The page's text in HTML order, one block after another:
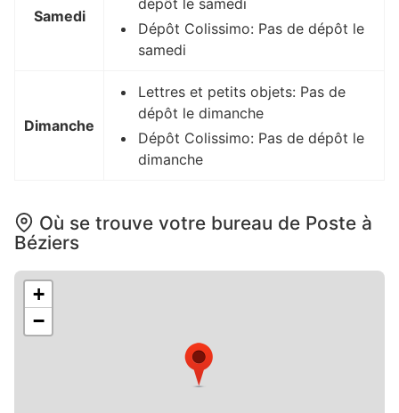
Samedi
dépôt le samedi
Dépôt Colissimo: Pas de dépôt le
samedi
Dimanche
Lettres et petits objets: Pas de
dépôt le dimanche
Dépôt Colissimo: Pas de dépôt le
dimanche
Où se trouve votre bureau de Poste à
Béziers
+
−